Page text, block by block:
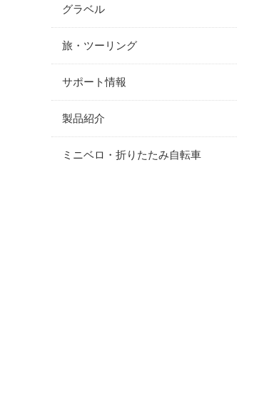
グラベル
旅・ツーリング
サポート情報
製品紹介
ミニベロ・折りたたみ自転車